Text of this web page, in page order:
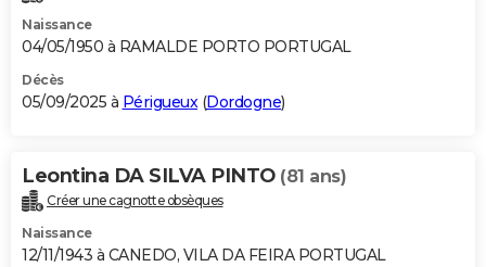
Naissance
04/05/1950 à RAMALDE PORTO PORTUGAL
Décès
05/09/2025 à Périgueux (Dordogne)
Leontina DA SILVA PINTO (81 ans)
Créer une cagnotte obsèques
Naissance
12/11/1943 à CANEDO, VILA DA FEIRA PORTUGAL